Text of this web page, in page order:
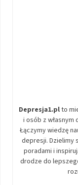
Depresja1.plto
i osób z
Łączymy wiedzę
depresji. Dzielimy
poradami i
drodze do